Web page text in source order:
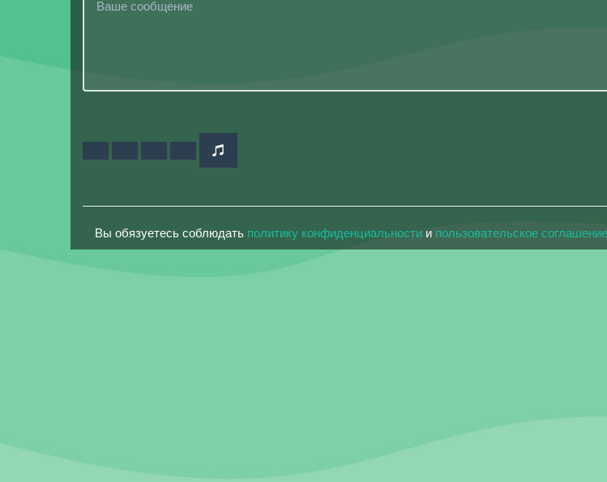
Вы обязуетесь соблюдать политику конфиденциальности и пользовательское соглашение